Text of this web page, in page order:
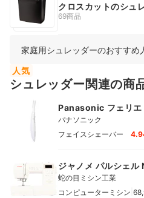
クロスカットのシュ
69商品
家庭用シュレッダーのおすすめ
人気
シュレッダー関連の商
Panasonic フェリエ
パナソニック
フェイスシェーバー
ジャノメ パルシェ
蛇の目ミシン工業
コンピューターミシン